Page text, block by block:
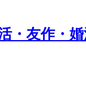
・友作・